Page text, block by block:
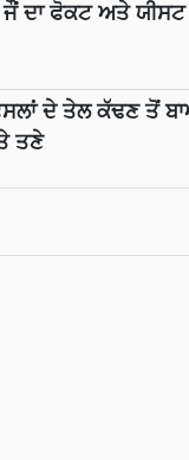
ਜੌਂ ਦਾ ਫੋਕਟ ਅਤੇ ਯੀਸਟ
ਦੇ ਤੇਲ ਕੱਢਣ ਤੋਂ
ਤਣੇ